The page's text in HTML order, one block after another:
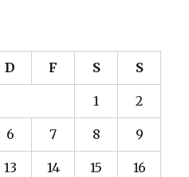
D F S S
1 2
6 7 8 9
13 14 15 16